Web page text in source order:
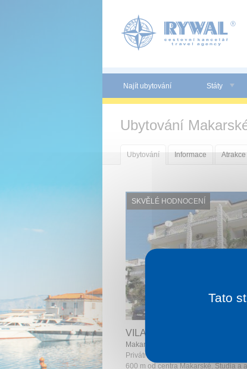
Najít ubytování Státy
Ubytování
Ubytování Informace Atrakce
SKVĚLÉ HODNOCENÍ
VILA NEDA
Makarská
Privátní Vila Neda je vzdálena cca
600 m od centra Makarské. Studia a
Tato